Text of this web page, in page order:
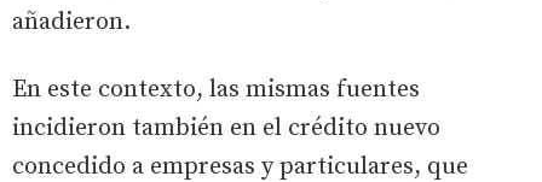
añadieron.
En este contexto, las mismas fuentes
incidieron también en el crédito nuevo
concedido a empresas y particulares, que